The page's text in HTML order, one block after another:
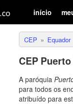
início
CEP Equador
CEP
A paróquia
para todos os
atribuído para